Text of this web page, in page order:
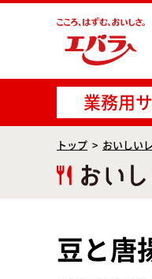
業務用
トップ おいしい
豆と唐